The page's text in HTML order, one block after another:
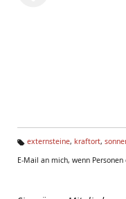
g
externsteine, kraftort,
E-Mail an mich, wenn